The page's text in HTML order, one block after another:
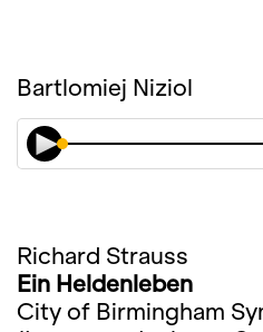
Bartlomiej Niziol
Richard Strauss
Ein Heldenleben
City of Birmingham